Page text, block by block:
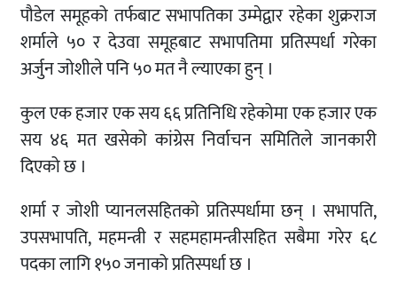
पौडेल समूहको तर्फबाट सभापतिका उम्मेद्वार रहेका शुक्रराज
शर्माले ५० र देउवा समूहबाट सभापतिमा प्रतिस्पर्धा गरेका
अर्जुन जोशीले पनि ५० मत नै ल्याएका हुन् ।
कुल एक हजार एक सय ६६ प्रतिनिधि रहेकोमा एक हजार एक
सय ४६ मत खसेको कांग्रेस निर्वाचन समितिले जानकारी
दिएको छ ।
शर्मा र जोशी प्यानलसहितको प्रतिस्पर्धामा छन् । सभापति,
उपसभापति, महमन्त्री र सहमहामन्त्रीसहित सबैमा गरेर ६८
पदका लागि १५० जनाको प्रतिस्पर्धा छ ।